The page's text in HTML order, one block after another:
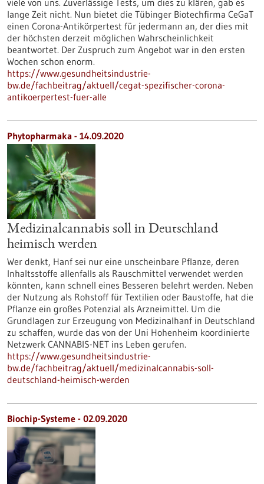
viele von uns. Zuverlässige Tests, um dies zu klären, gab es
lange Zeit nicht. Nun bietet die Tübinger Biotechfirma CeGaT
einen Corona-Antikörpertest für jedermann an, der dies mit
der höchsten derzeit möglichen Wahrscheinlichkeit
beantwortet. Der Zuspruch zum Angebot war in den ersten
Wochen schon enorm.
https://www.gesundheitsindustrie-
bw.de/fachbeitrag/aktuell/cegat-spezifischer-corona-
antikoerpertest-fuer-alle
Phytopharmaka - 14.09.2020
Medizinalcannabis soll in Deutschland
heimisch werden
Wer denkt, Hanf sei nur eine unscheinbare Pflanze, deren
Inhaltsstoffe allenfalls als Rauschmittel verwendet werden
könnten, kann schnell eines Besseren belehrt werden. Neben
der Nutzung als Rohstoff für Textilien oder Baustoffe, hat die
Pflanze ein großes Potenzial als Arzneimittel. Um die
Grundlagen zur Erzeugung von Medizinalhanf in Deutschland
zu schaffen, wurde das von der Uni Hohenheim koordinierte
Netzwerk CANNABIS-NET ins Leben gerufen.
https://www.gesundheitsindustrie-
bw.de/fachbeitrag/aktuell/medizinalcannabis-soll-
deutschland-heimisch-werden
Biochip-Systeme - 02.09.2020